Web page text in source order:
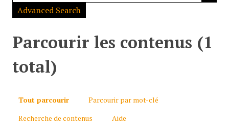
Advanced Search
Parcourir les contenus (1
total)
Tout parcourir
Parcourir par mot-clé
Recherche de contenus
Aide